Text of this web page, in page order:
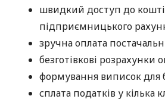
швидкий доступ до
підприємницького
зручна оплата
безготівкові розрахунки
формування виписок для
сплата податків у кілька